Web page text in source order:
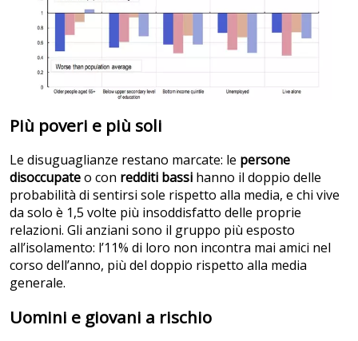
Più poveri e più soli
Le disuguaglianze restano marcate: le persone
disoccupateo con redditi bassi hanno il doppio delle
probabilità di sentirsi sole rispetto alla media, e chi vive
da solo è 1,5 volte più insoddisfatto delle proprie
relazioni. Gli anziani sono il gruppo più esposto
all’isolamento: l’11% di loro non incontra mai amici nel
corso dell’anno, più del doppio rispetto alla media
generale.
Uomini e giovani a rischio